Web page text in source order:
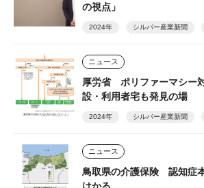
の視点」
2024年 シルバー産業新聞
ニュース
厚労省 ポリファーマシー
設・利用者宅も発見の場
2024年 シルバー産業新聞
ニュース
鳥取県の介護保険 認知症